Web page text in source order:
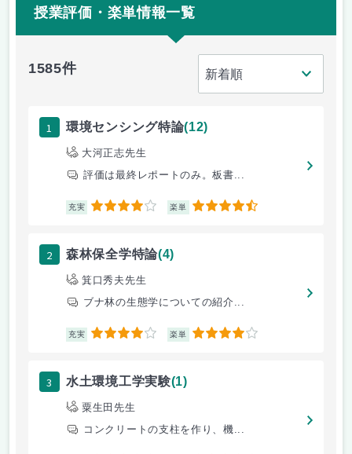
授業評価・楽単情報一覧
1585件
1 環境センシング特論(12)
大河正志先生
評価は最終レポートのみ。板書...
充実 4 楽単 4.5
2 森林保全学特論(4)
箕口秀夫先生
ブナ林の生態学についての紹介...
充実 4 楽単 4
3 水土環境工学実験(1)
粟生田先生
コンクリートの支柱を作り、機...